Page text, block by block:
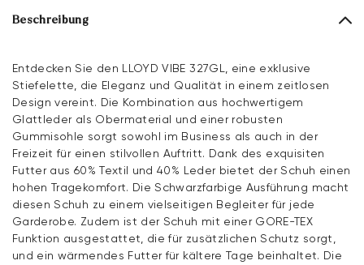
Beschreibung
Entdecken Sie den LLOYD VIBE 327GL, eine exklusive
Stiefelette, die Eleganz und Qualität in einem zeitlosen
Design vereint. Die Kombination aus hochwertigem
Glattleder als Obermaterial und einer robusten
Gummisohle sorgt sowohl im Business als auch in der
Freizeit für einen stilvollen Auftritt. Dank des exquisiten
Futter aus 60% Textil und 40% Leder bietet der Schuh einen
hohen Tragekomfort. Die Schwarzfarbige Ausführung macht
diesen Schuh zu einem vielseitigen Begleiter für jede
Garderobe. Zudem ist der Schuh mit einer GORE-TEX
Funktion ausgestattet, die für zusätzlichen Schutz sorgt,
und ein wärmendes Futter für kältere Tage beinhaltet. Die